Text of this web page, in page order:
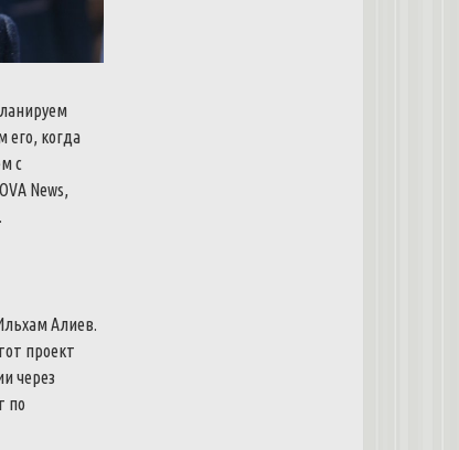
когда
с
News,
Алиев.
проект
через
по